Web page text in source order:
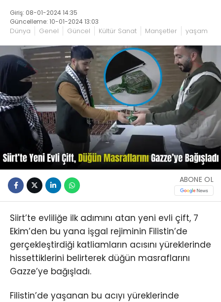
Giriş: 08-01-2024 14:35
Güncelleme: 10-01-2024 13:03
Dünya Genel Güncel Kültür Sanat Manşetler yaşam
ABONE OL
Siirt’te evliliğe ilk adımını atan yeni evli çift, 7
Ekim’den bu yana işgal rejiminin Filistin’de
gerçekleştirdiği katliamların acısını yüreklerinde
hissettiklerini belirterek düğün masraflarını
Gazze’ye bağışladı.
Filistin’de yaşanan bu acıyı yüreklerinde